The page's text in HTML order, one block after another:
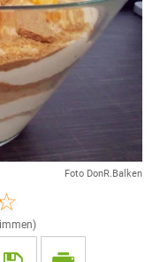
Foto DonR.Balken